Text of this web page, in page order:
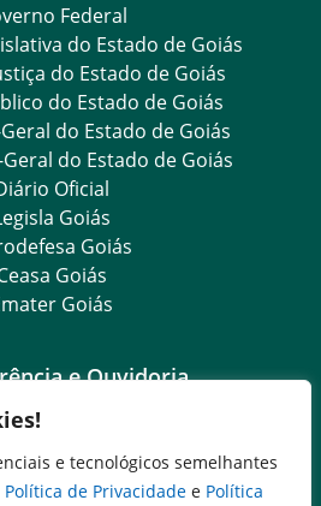
e tecnológicos semelhantes
Política de Privacidade e Política
Federal
do Estado de Goiás
do Estado de Goiás
do Estado de Goiás
do Estado de Goiás
do Estado de Goiás
Oficial
Goiás
Goiás
Goiás
Goiás
e Ouvidoria
LGPD
Transparência
Abertos Goiás